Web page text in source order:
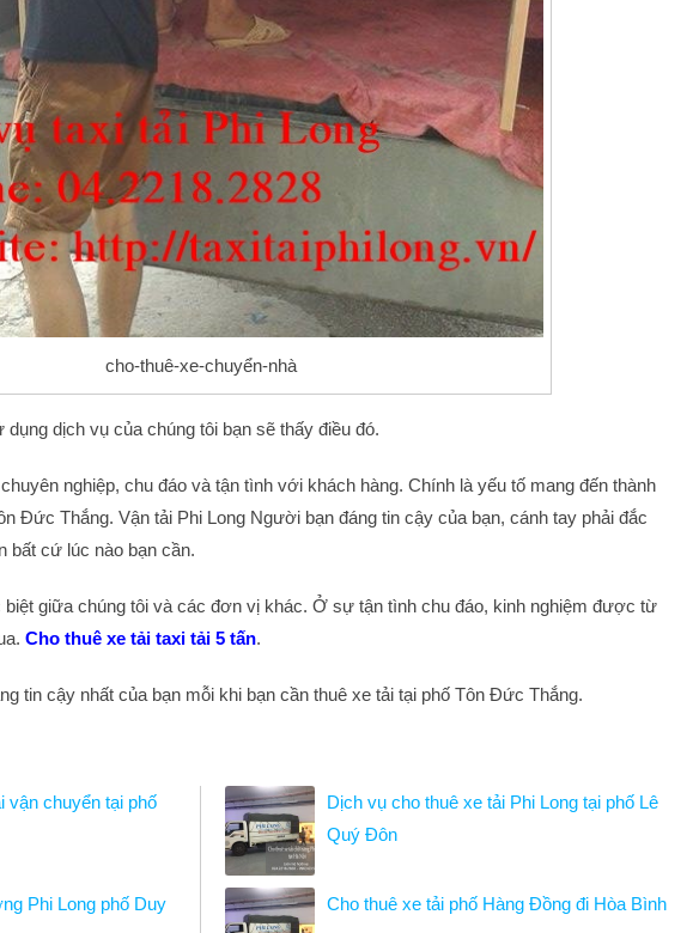
cho-thuê-xe-chuyển-nhà
dịch vụ của chúng tôi bạn sẽ thấy điều đó.
nghiệp, chu đáo và tận tình với khách hàng. Chính là yếu tố mang đến thành
Đức Thắng. Vận tải Phi Long Người bạn đáng tin cậy của bạn, cánh tay phải đắc
bất cứ lúc nào bạn cần.
giữa chúng tôi và các đơn vị khác. Ở sự tận tình chu đáo, kinh nghiệm được từ
Cho thuê xe tải taxi tải 5 tấn.
tin cậy nhất của bạn mỗi khi bạn cần thuê xe tải tại phố Tôn Đức Thắng.
vận chuyển tại phố
Phi Long phố Duy
Dịch vụ cho thuê xe tải Phi Long tại phố Lê
Quý Đôn
Cho thuê xe tải phố Hàng Đồng đi Hòa Bình